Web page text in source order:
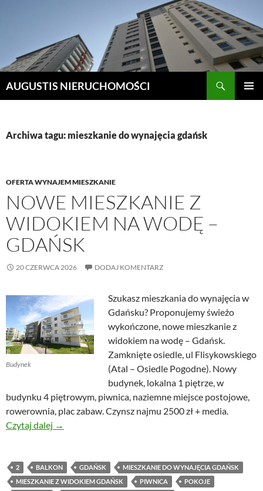
AUGUSTIS NIERUCHOMOŚCI
Archiwa tagu: mieszkanie do wynajęcia gdańsk
OFERTA WYNAJEM MIESZKANIE
NOWE MIESZKANIE Z
WIDOKIEM NA WODĘ –
GDAŃSK
20 CZERWCA 2026 DODAJ KOMENTARZ
Budynek
Szukasz mieszkania do wynajęcia w
Gdańsku? Proponujemy świeżo
wykończone, nowe mieszkanie z
widokiem na wodę – Gdańsk.
Zamknięte osiedle, ul Flisykowskiego
(Atal – Osiedle Pogodne). Nowy
budynek, lokalna 1 piętrze, w
budynku 4 piętrowym, piwnica, naziemne miejsce postojowe,
rowerownia, plac zabaw. Czynsz najmu 2500 zł + media.
Czytaj dalej Nowe mieszkanie z widokiem na wodę – Gdańsk
→
2 BALKON GDAŃSK
MIESZKANIE DO WYNAJĘCIA GDAŃSK
MIESZKANIE Z WIDOKIEM GDAŃSK
PIWNICA
POKOJE